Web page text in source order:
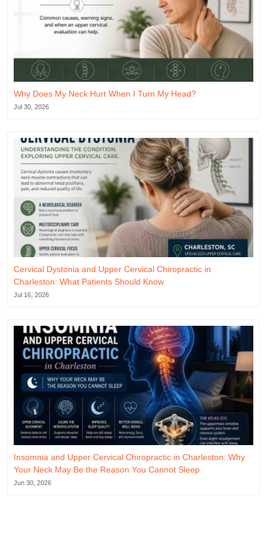
Why Does My Neck Hurt When I Turn My Head?
Jul 30, 2026
Cervical Dystonia and Upper Cervical Chiropractic in
Charleston: What Patients Should Know
Jul 16, 2026
Insomnia and Upper Cervical Chiropractic in Charleston: Why
Your Neck May Be the Reason You Cannot Sleep
Jun 30, 2026